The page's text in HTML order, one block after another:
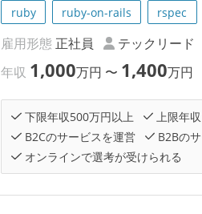
ruby ruby-on-rails rspec
雇用形態 正社員 テックリード
年収 1,000万円 〜 1,400万円
下限年収500万円以上 上限年
B2Cのサービスを運営
B2Bの
オンラインで選考が受けられる